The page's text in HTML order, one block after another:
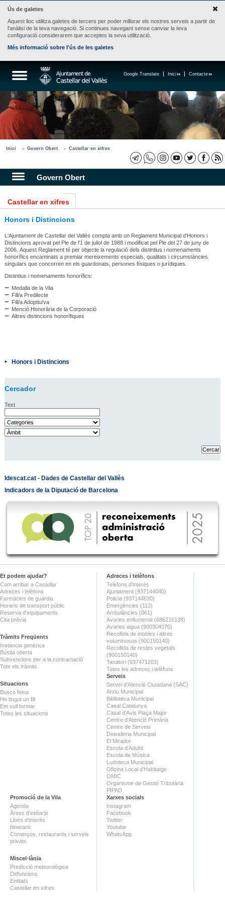
Ús de galetes
Aquest lloc utilitza galetes de tercers per poder millorar els nostres serveis a partir de
l'anàlisi de la teva navegació. Si continues navegant sense canviar la teva
configuració considerarem que acceptes la seva utilització.
Més informació sobre l'ús de les galetes
Contacte
Inici
Google Translate
Inici Govern Obert Castellar en xifres
Govern Obert
Castellar en xifres
Honors i Distincions
L'Ajuntament de Castellar del Vallès compta amb un Reglament Municipal d'Honors i
Distincions aprovat pel Ple de l'1 de juliol de 1988 i modificat pel Ple del 27 de juny de
2006. Aquest Reglament té per objecte la regulació dels distintius i nomenaments
honorífics encaminats a premiar mereixements especials, qualitats i circumstàncies
singulars que concorren en els guardonats, persones físiques o jurídiques.
Distintius i nomenaments honorífics:
Medalla de la Vila
Fill/a Predilecte
Fill/a Adoptiu/va
Menció Honorària de la Corporació
Altres distincions honorífiques
Honors i Distincions
Cercador
Text
Idescat.cat - Dades de Castellar del Vallès
Indicadors de la Diputació de Barcelona
Et podem ajudar?
Com arribar a Castellar
Adreces i telèfons
Farmàcies de guàrdia
Horaris de transport públic
Reserva d'equipaments
Cita prèvia
Tràmits Freqüents
Instància genèrica
Bústia oberta
Subvencions per a la contractació
Tots els tràmits
Situacions
Busco feina
He tingut un fill
Em vull formar
Totes les situacions
Adreces i telèfons
Telèfons d'interès
Ajuntament (937144040)
Policia (937144830)
Emergències (112)
Ambulàncies (061)
Avaries enllumenat (686216138)
Avaries aigua (900304070)
Recollida de mobles i altres
voluminosos (900150140)
Recollida de restes vegetals
(900150140)
Tanatori (937471203)
Totes les adreces i telèfons
Serveis
Servei d'Atenció Ciutadana (SAC)
Arxiu Municipal
Biblioteca Municipal
Casal Catalunya
Casal d'Avis Plaça Major
Centre d'Atenció Primària
Centre de Serveis
Deixalleria Municipal
El Mirador
Escola d'Adults
Escola de Música
Ludoteca Municipal
Oficina Local d'Habitatge
OMIC
Organisme de Gestió Tributària
PIPAD
Promoció de la Vila
Agenda
Àrees d'esbarjo
Llocs d'interès
Itineraris
Comerços, restaurants i serveis
privats
Miscel·lània
Predicció meteorològica
Defuncions
Entitats
Castellar en xifres
Xarxes socials
Instagram
Facebook
Twitter
Youtube
WhatsApp